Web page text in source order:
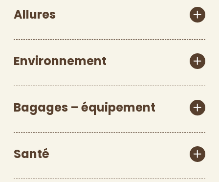
Allures
Environnement
Bagages – équipement
Santé